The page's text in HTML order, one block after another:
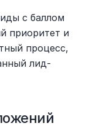
с баллом
приоритет и
процесс,
лид-